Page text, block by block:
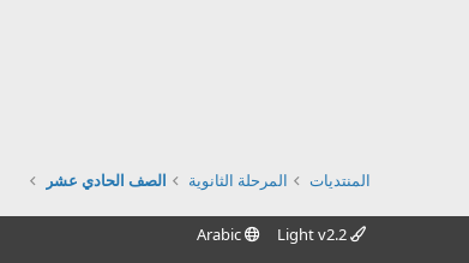
المنتديات المرحلة الثانوية الصف الحادي عشر
Arabic